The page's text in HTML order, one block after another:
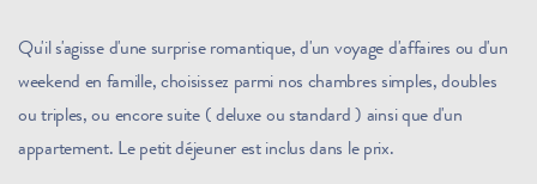
Qu'il s'agisse d'une surprise romantique, d'un voyage d'affaires ou d'un
weekend en famille, choisissez parmi nos chambres simples, doubles
ou triples, ou encore suite ( deluxe ou standard ) ainsi que d'un
appartement. Le petit déjeuner est inclus dans le prix.